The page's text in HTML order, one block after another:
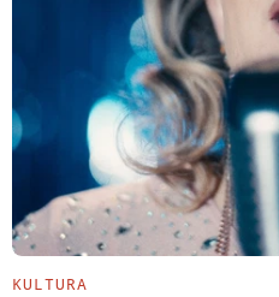
KULTURA